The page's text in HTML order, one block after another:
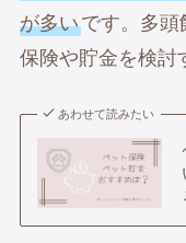
が多いです。多頭
保険や貯金を検討
あわせて読みたい